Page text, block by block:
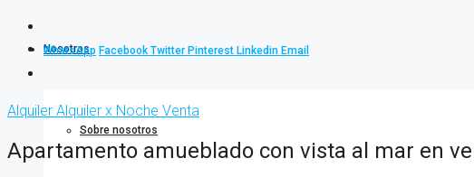
Nosotros
Sobre nosotros
WhatsApp Facebook Twitter Pinterest Linkedin Email
Alquiler Alquiler x Noche Venta
Apartamento amueblado con vista al mar en